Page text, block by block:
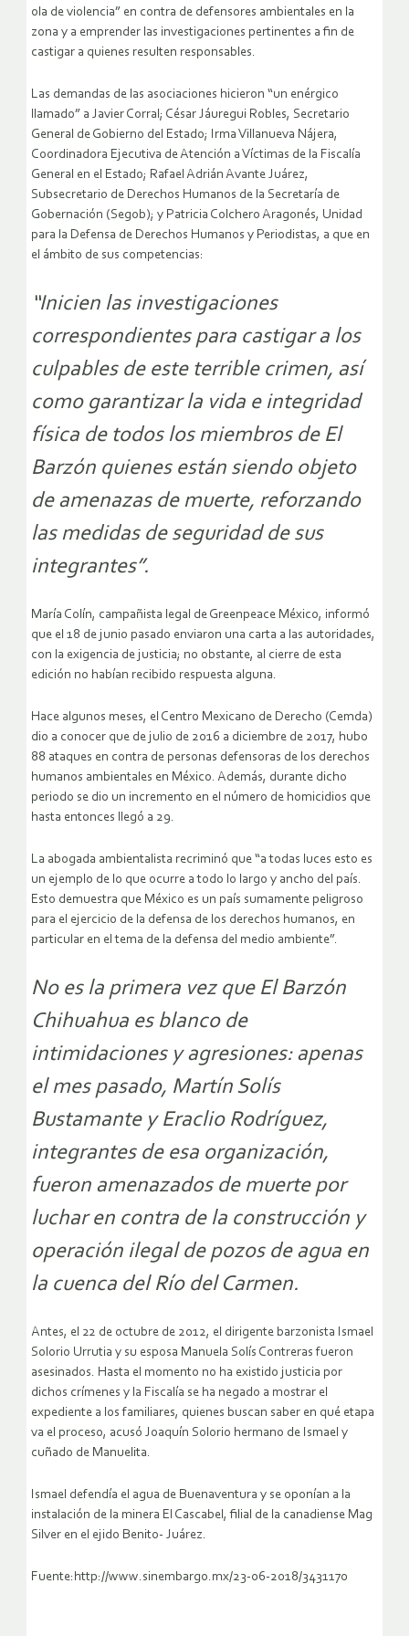
ola de violencia” en contra de defensores ambientales en la
zona y a emprender las investigaciones pertinentes a fin de
castigar a quienes resulten responsables.
Las demandas de las asociaciones hicieron “un enérgico
llamado” a Javier Corral; César Jáuregui Robles, Secretario
General de Gobierno del Estado; Irma Villanueva Nájera,
Coordinadora Ejecutiva de Atención a Víctimas de la Fiscalía
General en el Estado; Rafael Adrián Avante Juárez,
Subsecretario de Derechos Humanos de la Secretaría de
Gobernación (Segob); y Patricia Colchero Aragonés, Unidad
para la Defensa de Derechos Humanos y Periodistas, a que en
el ámbito de sus competencias:
“Inicien las investigaciones
correspondientes para castigar a los
culpables de este terrible crimen, así
como garantizar la vida e integridad
física de todos los miembros de El
Barzón quienes están siendo objeto
de amenazas de muerte, reforzando
las medidas de seguridad de sus
integrantes”.
María Colín, campañista legal de Greenpeace México, informó
que el 18 de junio pasado enviaron una carta a las autoridades,
con la exigencia de justicia; no obstante, al cierre de esta
edición no habían recibido respuesta alguna.
Hace algunos meses, el Centro Mexicano de Derecho (Cemda)
dio a conocer que de julio de 2016 a diciembre de 2017, hubo
88 ataques en contra de personas defensoras de los derechos
humanos ambientales en México. Además, durante dicho
periodo se dio un incremento en el número de homicidios que
hasta entonces llegó a 29.
La abogada ambientalista recriminó que “a todas luces esto es
un ejemplo de lo que ocurre a todo lo largo y ancho del país.
Esto demuestra que México es un país sumamente peligroso
para el ejercicio de la defensa de los derechos humanos, en
particular en el tema de la defensa del medio ambiente”.
No es la primera vez que El Barzón
Chihuahua es blanco de
intimidaciones y agresiones: apenas
el mes pasado, Martín Solís
Bustamante y Eraclio Rodríguez,
integrantes de esa organización,
fueron amenazados de muerte por
luchar en contra de la construcción y
operación ilegal de pozos de agua en
la cuenca del Río del Carmen.
Antes, el 22 de octubre de 2012, el dirigente barzonista Ismael
Solorio Urrutia y su esposa Manuela Solís Contreras fueron
asesinados. Hasta el momento no ha existido justicia por
dichos crímenes y la Fiscalía se ha negado a mostrar el
expediente a los familiares, quienes buscan saber en qué etapa
va el proceso, acusó Joaquín Solorio hermano de Ismael y
cuñado de Manuelita.
Ismael defendía el agua de Buenaventura y se oponían a la
instalación de la minera El Cascabel, filial de la canadiense Mag
Silver en el ejido Benito- Juárez.
Fuente:http://www.sinembargo.mx/23-06-2018/3431170